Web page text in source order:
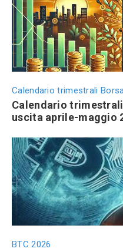
Calendario trimestrali
Calendario
uscita aprile-maggio
BTC 2026